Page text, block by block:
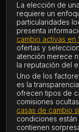
La elección de
requiere un
particularidades
presenta
cambio activas en
ofertas y
atención merece
la reputación del
Uno de los
es la
ofrecen tipos de
comisiones
casas de cambio
condiciones
contienen